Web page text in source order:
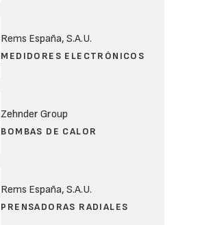
Rems España, S.A.U.
MEDIDORES ELECTRÓNICOS
Zehnder Group
BOMBAS DE CALOR
Rems España, S.A.U.
PRENSADORAS RADIALES